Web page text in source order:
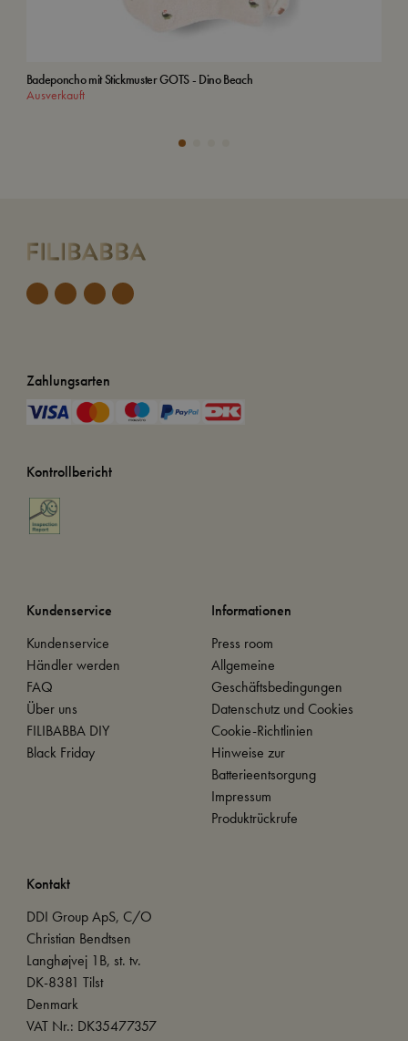
Badeponcho mit Stickmuster GOTS - Dino Beach
Ausverkauft
Zahlungsarten
Kontrollbericht
Kundenservice
Kundenservice
Händler werden
FAQ
Über uns
FILIBABBA DIY
Black Friday
Informationen
Press room
Allgemeine
Geschäftsbedingungen
Datenschutz und Cookies
Cookie-Richtlinien
Hinweise zur
Batterieentsorgung
Impressum
Produktrückrufe
Kontakt
DDI Group ApS, C/O
Christian Bendtsen
Langhøjvej 1B, st. tv.
DK-8381 Tilst
Denmark
VAT Nr.: DK35477357